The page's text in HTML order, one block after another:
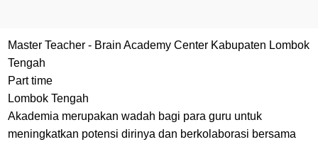
Master Teacher - Brain Academy Center Kabupaten Lombok
Tengah
Part time
Lombok Tengah
Akademia merupakan wadah bagi para guru untuk
meningkatkan potensi dirinya dan berkolaborasi bersama